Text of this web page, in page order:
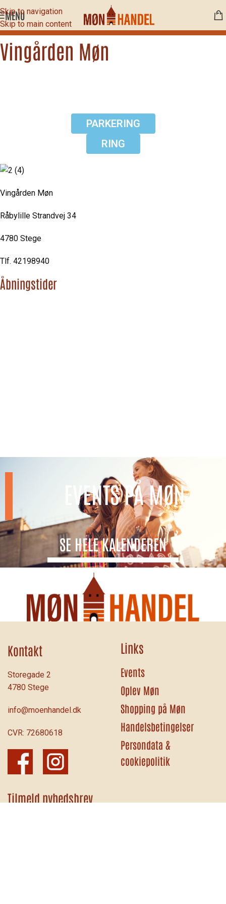
Skip to navigation
Skip to main content
MENU
Vingården Møn
PARKERING
RING
Vingården Møn
Råbylille Strandvej 34
4780 Stege
Tlf. 42198940
Åbningstider
EVENTS PÅ MØN
SE HELE KALENDEREN
Kontakt
Storegade 2
4780 Stege
info@moenhandel.dk
CVR: 72680618
Links
Events
Oplev Møn
Shopping på Møn
Handelsbetingelser
Persondata &
cookiepolitik
Tilmeld nyhedsbrev